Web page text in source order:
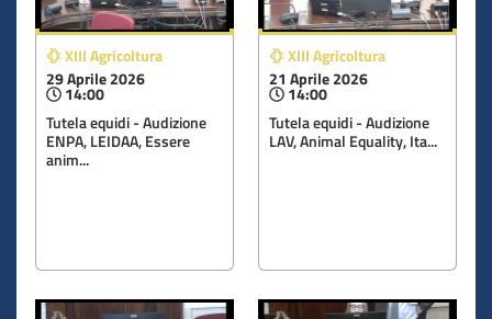
XIII Agricoltura
29 Aprile 2026
14:00
Tutela equidi - Audizione
ENPA, LEIDAA, Essere
anim...
XIII Agricoltura
21 Aprile 2026
14:00
Tutela equidi - Audizione
LAV, Animal Equality, Ita...